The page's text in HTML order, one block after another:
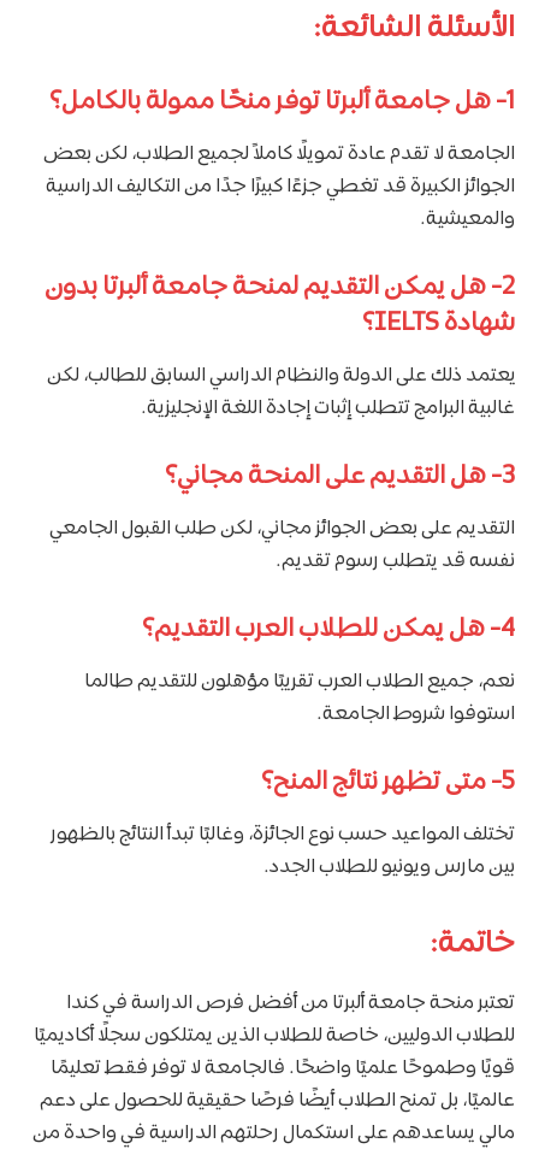
الأسئلة الشائعة:
1- هل جامعة ألبرتا توفر منحًا ممولة بالكامل؟
الجامعة لا تقدم عادة تمويلًا كاملاً لجميع الطلاب، لكن بعض
الجوائز الكبيرة قد تغطي جزءًا كبيرًا جدًا من التكاليف الدراسية
والمعيشية.
2- هل يمكن التقديم لمنحة جامعة ألبرتا بدون
شهادة IELTS؟
يعتمد ذلك على الدولة والنظام الدراسي السابق للطالب، لكن
غالبية البرامج تتطلب إثبات إجادة اللغة الإنجليزية.
3- هل التقديم على المنحة مجاني؟
التقديم على بعض الجوائز مجاني، لكن طلب القبول الجامعي
نفسه قد يتطلب رسوم تقديم.
4- هل يمكن للطلاب العرب التقديم؟
نعم، جميع الطلاب العرب تقريبًا مؤهلون للتقديم طالما
استوفوا شروط الجامعة.
5- متى تظهر نتائج المنح؟
تختلف المواعيد حسب نوع الجائزة، وغالبًا تبدأ النتائج بالظهور
بين مارس ويونيو للطلاب الجدد.
خاتمة:
تعتبر منحة جامعة ألبرتا من أفضل فرص الدراسة في كندا
للطلاب الدوليين، خاصة للطلاب الذين يمتلكون سجلًا أكاديميًا
قويًا وطموحًا علميًا واضحًا. فالجامعة لا توفر فقط تعليمًا
عالميًا، بل تمنح الطلاب أيضًا فرصًا حقيقية للحصول على دعم
مالي يساعدهم على استكمال رحلتهم الدراسية في واحدة من